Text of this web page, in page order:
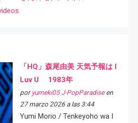
「HQ」森尾由美 天気予報は I
Luv U 1983年
por yumeki05 J-PopParadiseen
27 marzo 2026 a las 3:44
Yumi Morio / Tenkeyoho wa I